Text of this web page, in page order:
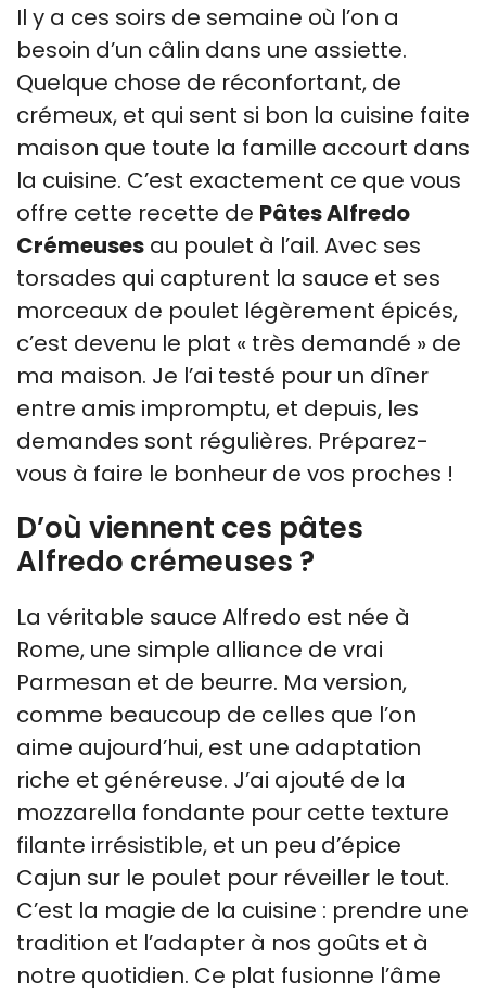
Il y a ces soirs de semaine où l’on a
besoin d’un câlin dans une assiette.
Quelque chose de réconfortant, de
crémeux, et qui sent si bon la cuisine faite
maison que toute la famille accourt dans
la cuisine. C’est exactement ce que vous
offre cette recette de Pâtes Alfredo
Crémeuses au poulet à l’ail. Avec ses
torsades qui capturent la sauce et ses
morceaux de poulet légèrement épicés,
c’est devenu le plat « très demandé » de
ma maison. Je l’ai testé pour un dîner
entre amis impromptu, et depuis, les
demandes sont régulières. Préparez-
vous à faire le bonheur de vos proches !
D’où viennent ces pâtes
Alfredo crémeuses ?
La véritable sauce Alfredo est née à
Rome, une simple alliance de vrai
Parmesan et de beurre. Ma version,
comme beaucoup de celles que l’on
aime aujourd’hui, est une adaptation
riche et généreuse. J’ai ajouté de la
mozzarella fondante pour cette texture
filante irrésistible, et un peu d’épice
Cajun sur le poulet pour réveiller le tout.
C’est la magie de la cuisine : prendre une
tradition et l’adapter à nos goûts et à
notre quotidien. Ce plat fusionne l’âme